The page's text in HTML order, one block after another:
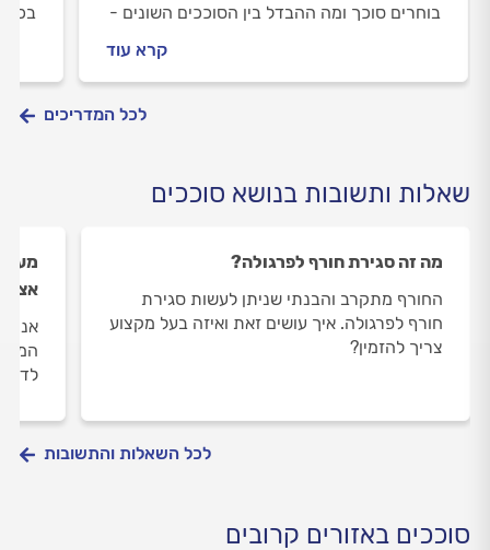
בוחרים סוכך ומה ההבדל בין הסוככים השונים -
קרא עוד
בכל
לכל המדריכים
שאלות ותשובות בנושא סוככים
מה זה סגירת חורף לפרגולה?
החורף מתקרב והבנתי שניתן לעשות סגירת
חורף לפרגולה. איך עושים זאת ואיזה בעל מקצוע
צריך להזמין?
אני
לכל השאלות והתשובות
סוככים באזורים קרובים